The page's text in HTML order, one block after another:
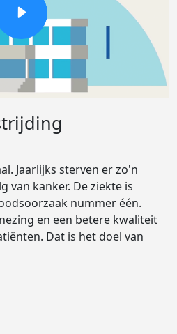
Jaarlijks sterven er zo'n
van kanker. De ziekte is
nummer één.
en een betere kwaliteit
Dat is het doel van